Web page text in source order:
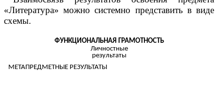
«Литература» можно системно представить в виде
схемы.
ФУНКЦИОНАЛЬНАЯ ГРАМОТНОСТЬ
Личностные
результаты
МЕТАПРЕДМЕТНЫЕ РЕЗУЛЬТАТЫ